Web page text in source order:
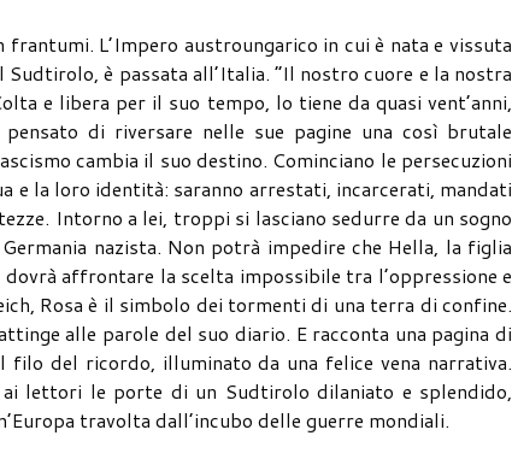
L’Impero austroungarico in cui è nata e vissuta
è passata all’Italia. “Il nostro cuore e la nostra
e libera per il suo tempo, lo tiene da quasi vent’anni,
di riversare nelle sue pagine una così brutale
cambia il suo destino. Cominciano le persecuzioni
e la loro identità: saranno arrestati, incarcerati, mandati
Intorno a lei, troppi si lasciano sedurre da un sogno
nazista. Non potrà impedire che Hella, la figlia
affrontare la scelta impossibile tra l’oppressione e
Rosa è il simbolo dei tormenti di una terra di confine.
alle parole del suo diario. E racconta una pagina di
del ricordo, illuminato da una felice vena narrativa.
lettori le porte di un Sudtirolo dilaniato e splendido,
travolta dall’incubo delle guerre mondiali.